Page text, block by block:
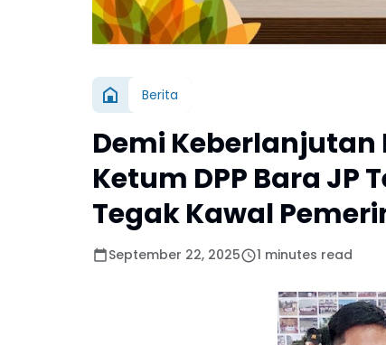
Berita
Demi
Ketum DPP Bara JP
Tegak Kawal
September 22, 2025 1 minutes read